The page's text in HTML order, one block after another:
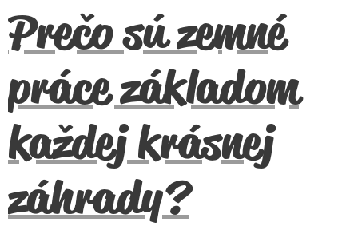
Prečo sú zemné
práce základom
každej krásnej
záhrady?